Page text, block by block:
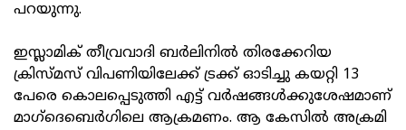
പറയുന്നു.
ഇസ്ലാമിക് തീവ്രവാദി ബര്‍ലിനില്‍ തിരക്കേറിയ
ക്രിസ്മസ് വിപണിയിലേക്ക് ട്രക്ക് ഓടിച്ചു കയറ്റി 13
പേരെ കൊലപ്പെടുത്തി എട്ട് വര്‍ഷങ്ങള്‍ക്കുശേഷമാണ്
മാഗ്‌ദെബെര്‍ഗിലെ ആക്രമണം. ആ കേസില്‍ അക്രമി